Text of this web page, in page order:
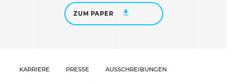
ZUM PAPER
KARRIERE PRESSE AUSSCHREIBUNGEN